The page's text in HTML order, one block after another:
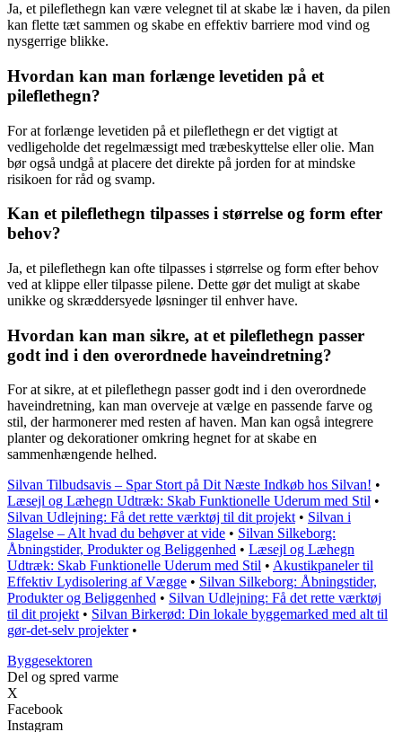
Ja, et pileflethegn kan være velegnet til at skabe læ i haven, da pilen
kan flette tæt sammen og skabe en effektiv barriere mod vind og
nysgerrige blikke.
Hvordan kan man forlænge levetiden på et
pileflethegn?
For at forlænge levetiden på et pileflethegn er det vigtigt at
vedligeholde det regelmæssigt med træbeskyttelse eller olie. Man
bør også undgå at placere det direkte på jorden for at mindske
risikoen for råd og svamp.
Kan et pileflethegn tilpasses i størrelse og form efter
behov?
Ja, et pileflethegn kan ofte tilpasses i størrelse og form efter behov
ved at klippe eller tilpasse pilene. Dette gør det muligt at skabe
unikke og skræddersyede løsninger til enhver have.
Hvordan kan man sikre, at et pileflethegn passer
godt ind i den overordnede haveindretning?
For at sikre, at et pileflethegn passer godt ind i den overordnede
haveindretning, kan man overveje at vælge en passende farve og
stil, der harmonerer med resten af haven. Man kan også integrere
planter og dekorationer omkring hegnet for at skabe en
sammenhængende helhed.
Silvan Tilbudsavis – Spar Stort på Dit Næste Indkøb hos Silvan! •
Læsejl og Læhegn Udtræk: Skab Funktionelle Uderum med Stil •
Silvan Udlejning: Få det rette værktøj til dit projekt• Silvan i
Slagelse – Alt hvad du behøver at vide • Silvan Silkeborg:
Åbningstider, Produkter og Beliggenhed • Læsejl og Læhegn
Udtræk: Skab Funktionelle Uderum med Stil • Akustikpaneler til
Effektiv Lydisolering af Vægge • Silvan Silkeborg: Åbningstider,
Produkter og Beliggenhed • Silvan Udlejning: Få det rette værktøj
til dit projekt• Silvan Birkerød: Din lokale byggemarked med alt til
gør-det-selv projekter•
Byggesektoren
Del og spred varme
X
Facebook
Instagram